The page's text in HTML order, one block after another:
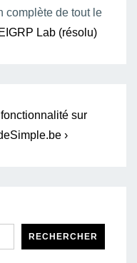
complète de tout le
Lab (résolu)
sur
›
RECHERCHER